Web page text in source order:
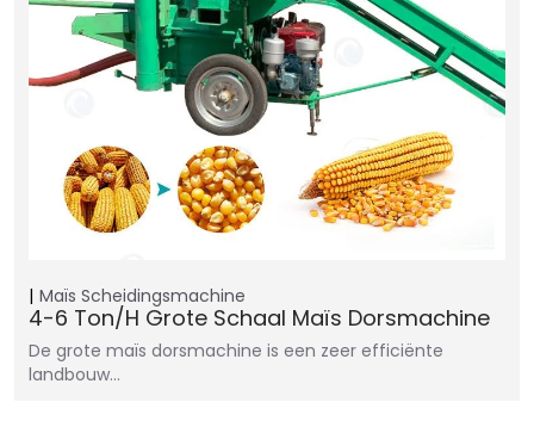
Maïs Scheidingsmachine
4-6 Ton/h Grote Schaal Maïs Dorsmachine
De grote maïs dorsmachine is een zeer efficiënte
landbouw…